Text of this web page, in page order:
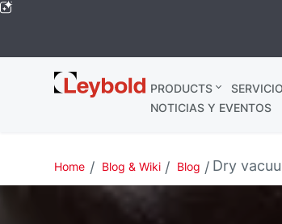
Leybold
Global
PRODUCTS
NOTICIAS Y EVENTOS
Home Blog & Wiki Blog Dry